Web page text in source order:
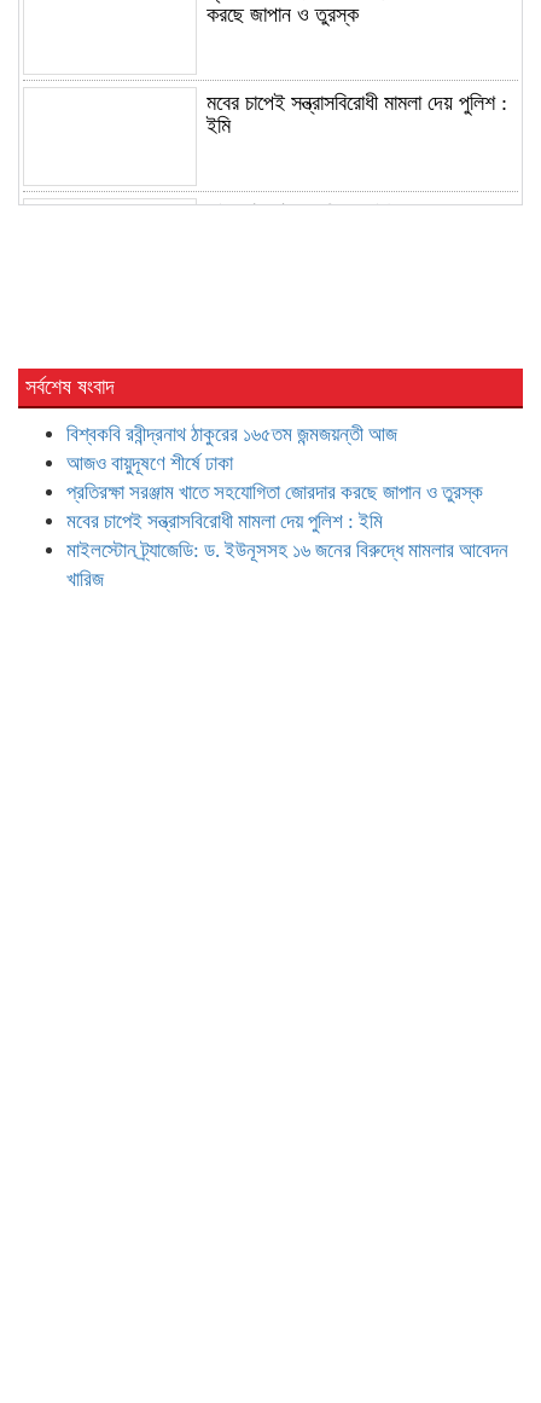
করছে জাপান ও তুরস্ক
মবের চাপেই সন্ত্রাসবিরোধী মামলা দেয় পুলিশ :
ইমি
মাইলস্টোন ট্র্যাজেডি: ড. ইউনূসসহ ১৬ জনের
মুফতি আমির হামজাকে উদ্দেশ করে ‘ভুয়া ভুয়া’
স্লোগান
তাপস-নানকসহ ২৮ জনের বিরুদ্ধে অভিযোগ
গঠন আদেশ আজ
সর্বশেষ ষংবাদ
বিশ্বকবি রবীন্দ্রনাথ ঠাকুরের ১৬৫তম জন্মজয়ন্তী আজ
আজও বায়ুদূষণে শীর্ষে ঢাকা
প্রতিরক্ষা সরঞ্জাম খাতে সহযোগিতা জোরদার করছে জাপান ও তুরস্ক
মবের চাপেই সন্ত্রাসবিরোধী মামলা দেয় পুলিশ : ইমি
মাইলস্টোন ট্র্যাজেডি: ড. ইউনূসসহ ১৬ জনের বিরুদ্ধে মামলার আবেদন
খারিজ